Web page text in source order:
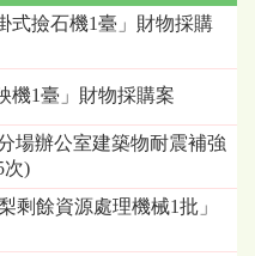
式撿石機1臺」財物採購
機1臺」財物採購案
場辦公室建築物耐震補強
次)
剩餘資源處理機械1批」